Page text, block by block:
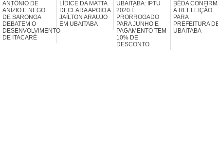
ANTÔNIO DE
ANÍZIO E NEGO
DE SARONGA
DEBATEM O
DESENVOLVIMENTO
DE ITACARÉ
LÍDICE DA MATTA
DECLARA APOIO A
JAÍLTON ARAUJO
EM UBAITABA
UBAITABA: IPTU
2020 É
PRORROGADO
PARA JUNHO E
PAGAMENTO TEM
10% DE
DESCONTO
BÊDA
À REELEIÇÃO
PARA
PREFEITURA
UBAITABA